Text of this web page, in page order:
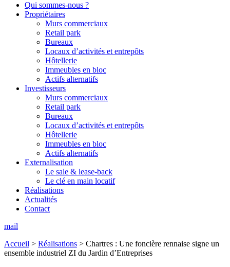
Qui sommes-nous ?
Propriétaires
Murs commerciaux
Retail park
Bureaux
Locaux d’activités et entrepôts
Hôtellerie
Immeubles en bloc
Actifs alternatifs
Investisseurs
Murs commerciaux
Retail park
Bureaux
Locaux d’activités et entrepôts
Hôtellerie
Immeubles en bloc
Actifs alternatifs
Externalisation
Le sale & lease-back
Le clé en main locatif
Réalisations
Actualités
Contact
mail
Accueil > Réalisations > Chartres : Une foncière rennaise signe un
ensemble industriel ZI du Jardin d’Entreprises